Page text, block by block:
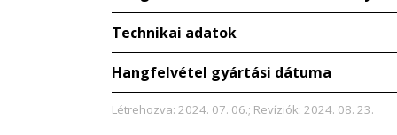
Technikai adatok
Hangfelvétel gyártási dátuma
Létrehozva: 2024. 07. 06.; Revíziók: 2024. 08. 23.